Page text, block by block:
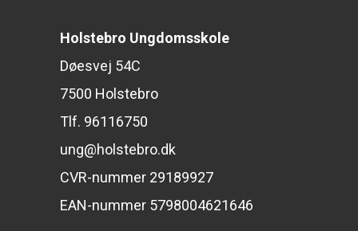
Holstebro Ungdomsskole
Døesvej 54C
7500 Holstebro
Tlf. 96116750
ung@holstebro.dk
CVR-nummer 29189927
EAN-nummer 5798004621646